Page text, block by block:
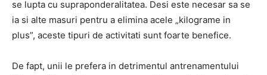
se lupta cu supraponderalitatea. Desi este necesar sa se
ia si alte masuri pentru a elimina acele „kilograme in
plus”, aceste tipuri de activitati sunt foarte benefice.
De fapt, unii le prefera in detrimentul antrenamentului